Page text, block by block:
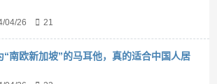
04/26 21
“南欧新加坡”的马耳他，真的适合中国人居